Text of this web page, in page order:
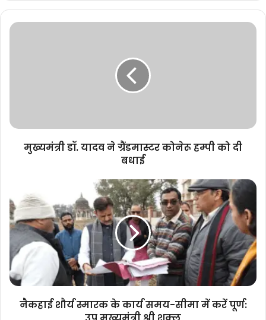
मुख्यमंत्री
दी
मुख्यमंत्री डॉ. यादव ने ग्रैंडमास्टर कोनेरू हम्पी को दी
बधाई
शौर्य
स्मारक
के
कार्य
समय-
सीमा
में
करें
नैकहाई शौर्य स्मारक के कार्य समय-सीमा में करें पूर्ण: